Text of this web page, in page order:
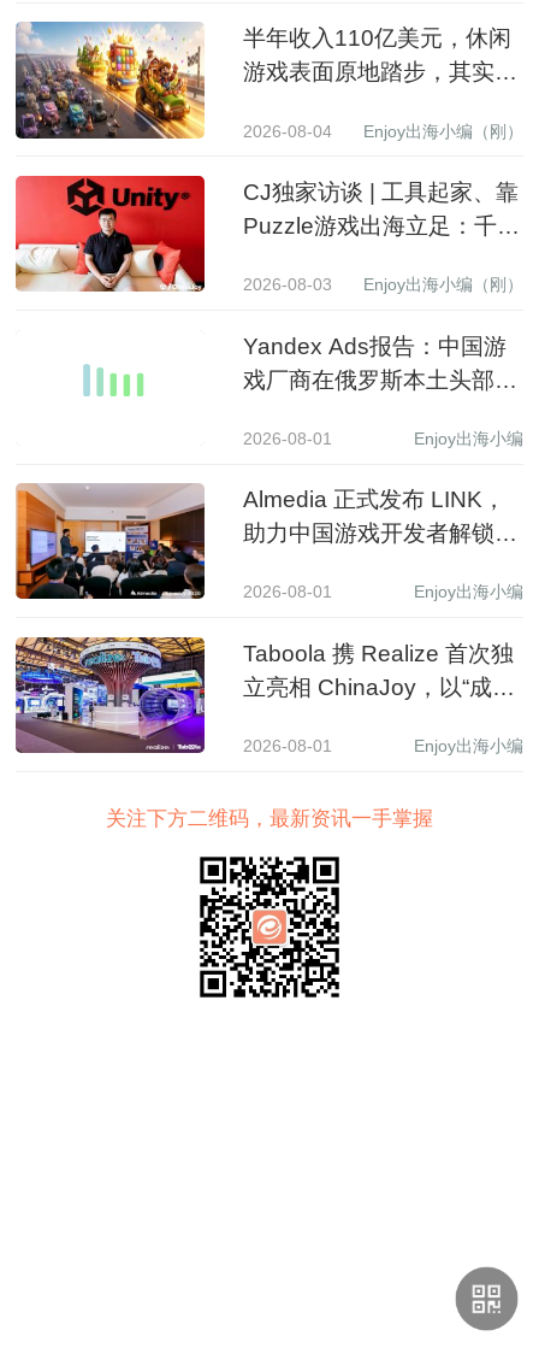
半年收入110亿美元，休闲
游戏表面原地踏步，其实已
2026-08-04 Enjoy出海小编（刚）
CJ独家访谈 | 工具起家、靠
Puzzle游戏出海立足：千万
2026-08-03 Enjoy出海小编（刚）
Yandex Ads报告：中国游
戏厂商在俄罗斯本土头部应
2026-08-01 Enjoy出海小编
Almedia 正式发布 LINK，
助力中国游戏开发者解锁收
2026-08-01 Enjoy出海小编
Taboola 携 Realize 首次独
立亮相 ChinaJoy，以“成长
全球增长新图景
2026-08-01 Enjoy出海小编
关注下方二维码，最新资讯一手掌握